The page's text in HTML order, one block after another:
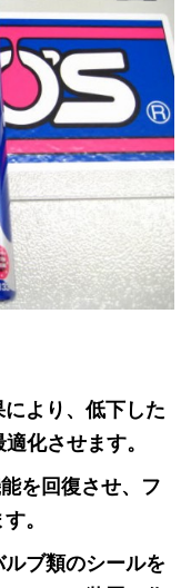
より、低下した
化させます。
を回復させ、フ
。
ブ類のシールを